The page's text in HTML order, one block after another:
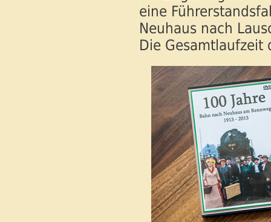
eine
Neuhaus nach
Die